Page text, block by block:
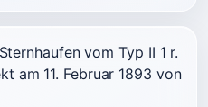
vom Typ II 1 r.
am 11. Februar 1893 von